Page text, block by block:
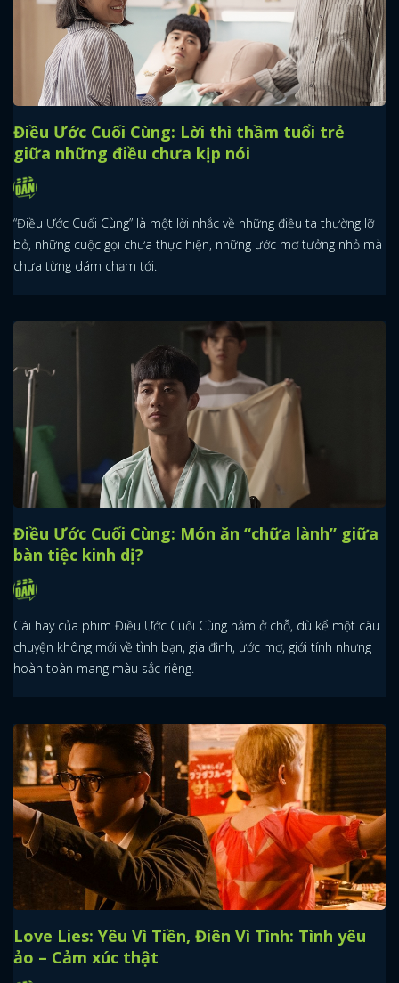
Điều Ước Cuối Cùng: Lời thì thầm tuổi trẻ
giữa những điều chưa kịp nói
“Điều Ước Cuối Cùng” là một lời nhắc về những điều ta thường lỡ
bỏ, những cuộc gọi chưa thực hiện, những ước mơ tưởng nhỏ mà
chưa từng dám chạm tới.
Điều Ước Cuối Cùng: Món ăn “chữa lành” giữa
bàn tiệc kinh dị?
Cái hay của phim Điều Ước Cuối Cùng nằm ở chỗ, dù kể một câu
chuyện không mới về tình bạn, gia đình, ước mơ, giới tính nhưng
hoàn toàn mang màu sắc riêng.
Love Lies: Yêu Vì Tiền, Điên Vì Tình: Tình yêu
ảo – Cảm xúc thật